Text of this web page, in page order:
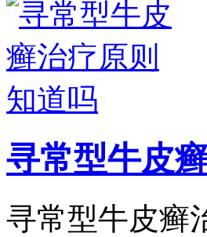
寻常型牛皮
寻常型牛皮癣